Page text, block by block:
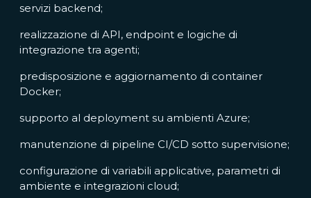
servizi backend;
realizzazione di API, endpoint e logiche di
integrazione tra agenti;
predisposizione e aggiornamento di container
Docker;
supporto al deployment su ambienti Azure;
manutenzione di pipeline CI/CD sotto supervisione;
configurazione di variabili applicative, parametri di
ambiente e integrazioni cloud;